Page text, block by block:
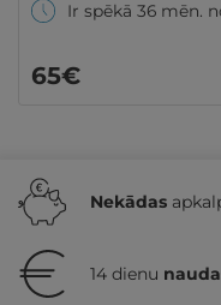
Ir spēkā 36 mēn.
65€
Nekādas
14 dienu